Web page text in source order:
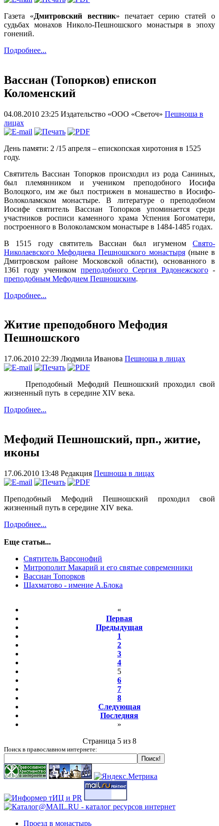
Газета «Дмитровский вестник» печатает серию статей о
судьбах монахов Николо-Пешношского монастыря в эпоху
гонений.
Подробнее...
Вассиан (Топорков) епископ
Коломенский
04.08.2010 23:25 Издательство «ООО «Светоч» Пешноша в
лицах
День памяти: 2 /15 апреля – епископская хиротония в 1525
году.
Святитель Вассиан Топорков происходил из рода Саниных,
был племянником и учеником преподобного Иосифа
Волоцкого, им же был пострижен в монашество в Иосифо-
Волоколамском монастыре. В литературе о преподобном
Иосифе святитель Вассиан Топорков упоминается среди
участников росписи каменного храма Успения Богоматери,
построенного в Волоколамском монастыре в 1484-1485 годах.
В 1515 году святитель Вассиан был игуменом Свято-
Николаевского Мефодиева Пешношского монастыря(ныне в
Дмитровском районе Московской области), основанного в
1361 году учеником преподобного Сергия Радонежского-
преподобным Мефодием Пешношским.
Подробнее...
Житие преподобного Мефодия
Пешношского
17.06.2010 22:39 Людмила Иванова Пешноша в лицах
Преподобный Мефодий Пешношский проходил свой
жизненный путь в середине XIV века.
Подробнее...
Мефодий Пешношский, прп., житие,
иконы
17.06.2010 13:48 Редакция Пешноша в лицах
Преподобный Мефодий Пешношский проходил свой
жизненный путь в середине XIV века.
Подробнее...
Еще статьи...
Святитель Варсонофий
Митрополит Макарий и его святые современники
Вассиан Топорков
Шахматово - имение А.Блока
«
Первая
Предыдущая
1
2
3
4
5
6
7
8
Следующая
Последняя
»
Страница 5 из 8
Поиск в православном интернете:
Проезд в монастырь